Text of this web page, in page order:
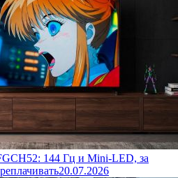
144 Гц и Mini-LED, за
20.07.2026